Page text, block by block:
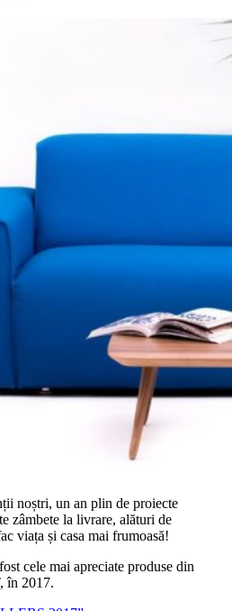
noștri, un an plin de proiecte
zâmbete la livrare, alături de
viața și casa mai frumoasă!
cele mai apreciate produse din
în 2017.